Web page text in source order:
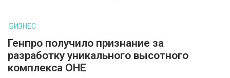
БИЗНЕС
Генпро получило признание за
разработку уникального высотного
комплекса ОНЕ